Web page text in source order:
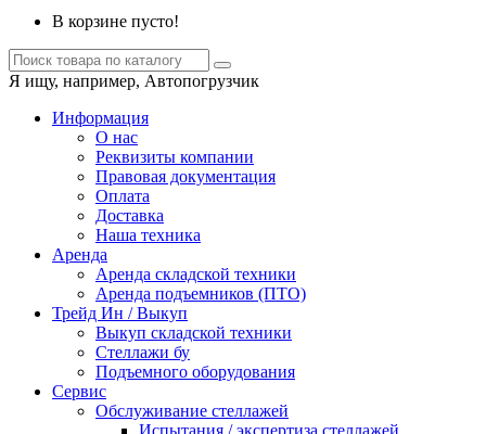
В корзине пусто!
Я ищу, например, Автопогрузчик
Информация
О нас
Реквизиты компании
Правовая документация
Оплата
Доставка
Наша техника
Аренда
Аренда складской техники
Аренда подъемников (ПТО)
Трейд Ин / Выкуп
Выкуп складской техники
Стеллажи бу
Подъемного оборудования
Сервис
Обслуживание стеллажей
Испытания / экспертиза стеллажей